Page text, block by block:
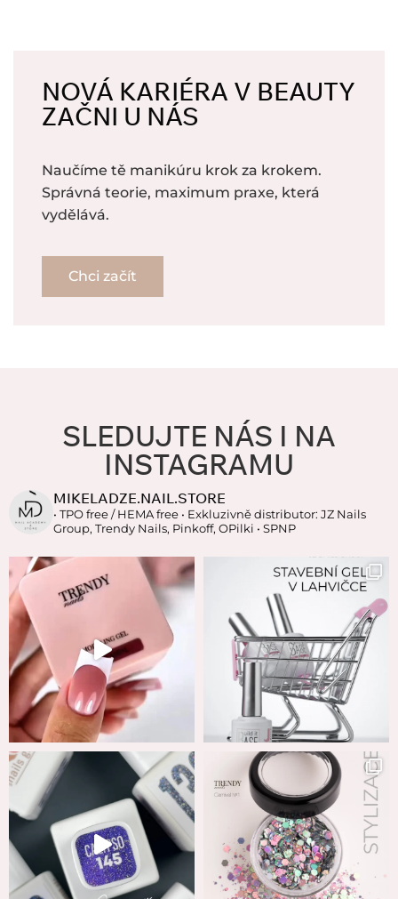
NOVÁ KARIÉRA V BEAUTY
ZAČNI U NÁS
Naučíme tě manikúru krok za krokem.
Správná teorie, maximum praxe, která
vydělává.
Chci začít
SLEDUJTE NÁS I NA
INSTAGRAMU
MIKELADZE.NAIL.STORE
• TPO free / HEMA free • Exkluzivně distributor: JZ Nails
Group, Trendy Nails, Pinkoff, OPilki • SPNP